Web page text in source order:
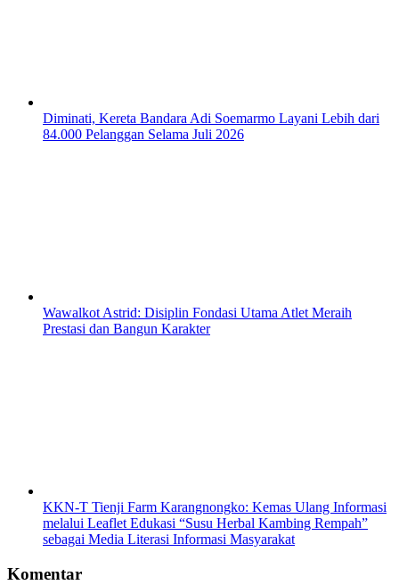
Diminati, Kereta Bandara Adi Soemarmo Layani Lebih dari
84.000 Pelanggan Selama Juli 2026
Wawalkot Astrid: Disiplin Fondasi Utama Atlet Meraih
Prestasi dan Bangun Karakter
KKN-T Tienji Farm Karangnongko: Kemas Ulang Informasi
melalui Leaflet Edukasi “Susu Herbal Kambing Rempah”
sebagai Media Literasi Informasi Masyarakat
Komentar